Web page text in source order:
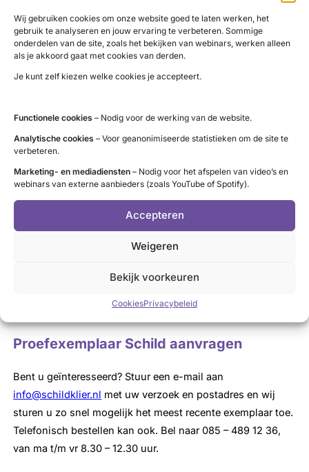
Wij gebruiken cookies om onze website goed te laten werken, het
gebruik te analyseren en jouw ervaring te verbeteren. Sommige
onderdelen van de site, zoals het bekijken van webinars, werken alleen
als je akkoord gaat met cookies van derden.
Je kunt zelf kiezen welke cookies je accepteert.
Functionele cookies – Nodig voor de werking van de website.
Analytische cookies – Voor geanonimiseerde statistieken om de site te
verbeteren.
Marketing- en mediadiensten – Nodig voor het afspelen van video’s en
webinars van externe aanbieders (zoals YouTube of Spotify).
Accepteren
Weigeren
Bekijk voorkeuren
CookiesPrivacybeleid
donateur wordt in de loop van het jaar, ontvang je ook de
laatste twee magazines die zijn verschenen. Voor 2021 is
de bijdrage €36,00 of €3,00 per maand (bij automatische
incasso); u betaalt € 38,00 bij betaling na ontvangst
Tip: Sommige zorgverzekeraars vergoeden het
donateurschap van de patiëntenorganisatie.
Lees meer over de voordelen van het
donateurschap
Aanmelden als donateur van SON kan als volgt:
online formulier
een e-mail sturen aan
info@schildklier.nl
Proefexemplaar Schild aanvragen
Bent u geïnteresseerd? Stuur een e-mail aan
info@schildklier.nl met uw verzoek en postadres en wij
sturen u zo snel mogelijk het meest recente exemplaar toe.
Telefonisch bestellen kan ook. Bel naar 085 – 489 12 36,
van ma t/m vr 8.30 – 12.30 uur.